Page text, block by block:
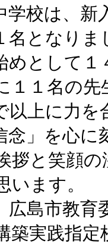
学校は、
名となり
めとして
１１名の
以上に力
」を心に
拶と笑顔
います。
島市教育
築実践指